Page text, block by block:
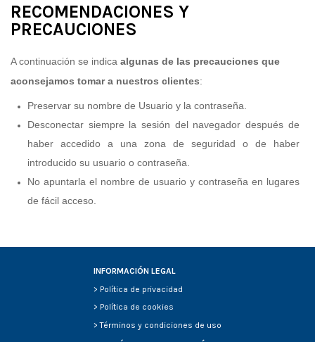
RECOMENDACIONES Y
PRECAUCIONES
A continuación se indica algunas de las precauciones que
aconsejamos tomar a nuestros clientes:
Preservar su nombre de Usuario y la contraseña.
Desconectar siempre la sesión del navegador después de
haber accedido a una zona de seguridad o de haber
introducido su usuario o contraseña.
No apuntarla el nombre de usuario y contraseña en lugares
de fácil acceso.
INFORMACIÓN LEGAL
> Política de privacidad
> Política de cookies
>Términos y condiciones de uso